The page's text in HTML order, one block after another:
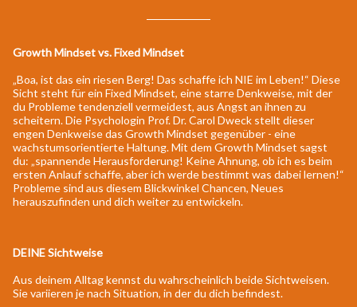
Growth Mindset vs. Fixed Mindset
„Boa, ist das ein riesen Berg! Das schaffe ich NIE im Leben!“ Diese
Sicht steht für ein Fixed Mindset, eine starre Denkweise, mit der
du Probleme tendenziell vermeidest, aus Angst an ihnen zu
scheitern. Die Psychologin Prof. Dr. Carol Dweck stellt dieser
engen Denkweise das Growth Mindset gegenüber - eine
wachstumsorientierte Haltung. Mit dem Growth Mindset sagst
du: „spannende Herausforderung! Keine Ahnung, ob ich es beim
ersten Anlauf schaffe, aber ich werde bestimmt was dabei lernen!“
Probleme sind aus diesem Blickwinkel Chancen, Neues
herauszufinden und dich weiter zu entwickeln.
DEINE Sichtweise
Aus deinem Alltag kennst du wahrscheinlich beide Sichtweisen.
Sie variieren je nach Situation, in der du dich befindest.